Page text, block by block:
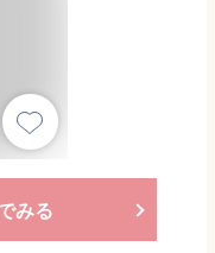
みる